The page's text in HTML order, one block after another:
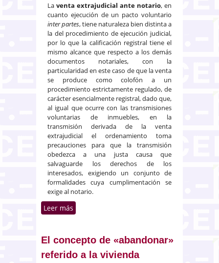
La venta extrajudicial ante notario, en
cuanto ejecución de un pacto voluntario
inter partes, tiene naturaleza bien distinta a
la del procedimiento de ejecución judicial,
por lo que la calificación registral tiene el
mismo alcance que respecto a los demás
documentos notariales, con la
particularidad en este caso de que la venta
se produce como colofón a un
procedimiento estrictamente regulado, de
carácter esencialmente registral, dado que,
al igual que ocurre con las transmisiones
voluntarias de inmuebles, en la
transmisión derivada de la venta
extrajudicial el ordenamiento toma
precauciones para que la transmisión
obedezca a una justa causa que
salvaguarde los derechos de los
interesados, exigiendo un conjunto de
formalidades cuya cumplimentación se
exige al notario.
Leer más
intermedias
El concepto de «abandonar»
referido a la vivienda